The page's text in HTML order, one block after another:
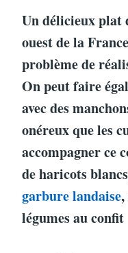
Un délicieux plat
ouest de la
problème de
On peut faire
avec des
onéreux que les
accompagner ce
de haricots
garbure landaise,
légumes au confit